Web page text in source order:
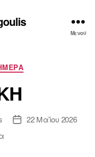
Μενού
Ημ.22 Μαΐου 2026
στο